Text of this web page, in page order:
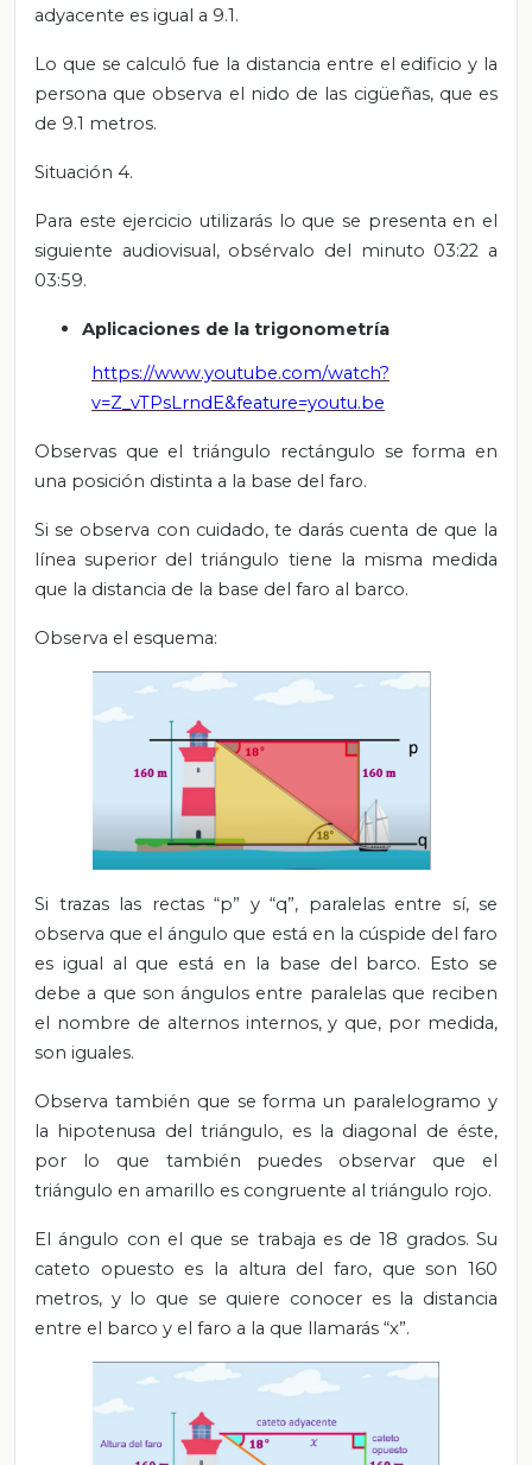
adyacente es igual a 9.1.
Lo que se calculó fue la distancia entre el edificio y la
persona que observa el nido de las cigüeñas, que es
de 9.1 metros.
Situación 4.
Para este ejercicio utilizarás lo que se presenta en el
siguiente audiovisual, obsérvalo del minuto 03:22 a
03:59.
Aplicaciones de la trigonometría
https://www.youtube.com/watch?
v=Z_vTPsLrndE&feature=youtu.be
Observas que el triángulo rectángulo se forma en
una posición distinta a la base del faro.
Si se observa con cuidado, te darás cuenta de que la
línea superior del triángulo tiene la misma medida
que la distancia de la base del faro al barco.
Observa el esquema:
Si trazas las rectas “p” y “q”, paralelas entre sí, se
observa que el ángulo que está en la cúspide del faro
es igual al que está en la base del barco. Esto se
debe a que son ángulos entre paralelas que reciben
el nombre de alternos internos, y que, por medida,
son iguales.
Observa también que se forma un paralelogramo y
la hipotenusa del triángulo, es la diagonal de éste,
por lo que también puedes observar que el
triángulo en amarillo es congruente al triángulo rojo.
El ángulo con el que se trabaja es de 18 grados. Su
cateto opuesto es la altura del faro, que son 160
metros, y lo que se quiere conocer es la distancia
entre el barco y el faro a la que llamarás “x”.